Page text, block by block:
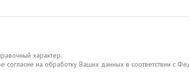
характер.
на обработку Ваших данных в соответствии с